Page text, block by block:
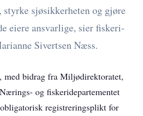
styrke sjøsikkerheten og gjøre
eiere ansvarlige, sier fiskeri-
Sivertsen Næss.
med bidrag fra Miljødirektoratet,
og fiskeridepartementet
registreringsplikt for